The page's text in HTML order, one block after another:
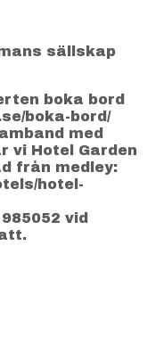
sällskap
boka bord
boka-bord/
med
vi Hotel Garden
från medley:
hotel-
vid